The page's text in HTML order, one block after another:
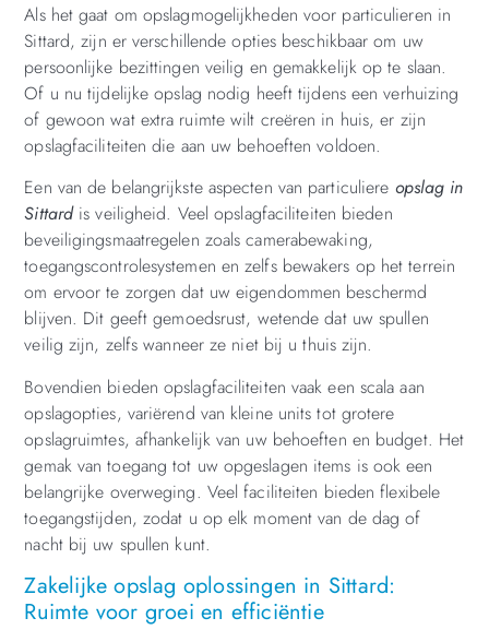
Als het gaat om opslagmogelijkheden voor particulieren in
Sittard, zijn er verschillende opties beschikbaar om uw
persoonlijke bezittingen veilig en gemakkelijk op te slaan.
Of u nu tijdelijke opslag nodig heeft tijdens een verhuizing
of gewoon wat extra ruimte wilt creëren in huis, er zijn
opslagfaciliteiten die aan uw behoeften voldoen.
Een van de belangrijkste aspecten van particuliere opslag in
Sittardis veiligheid. Veel opslagfaciliteiten bieden
beveiligingsmaatregelen zoals camerabewaking,
toegangscontrolesystemen en zelfs bewakers op het terrein
om ervoor te zorgen dat uw eigendommen beschermd
blijven. Dit geeft gemoedsrust, wetende dat uw spullen
veilig zijn, zelfs wanneer ze niet bij u thuis zijn.
Bovendien bieden opslagfaciliteiten vaak een scala aan
opslagopties, variërend van kleine units tot grotere
opslagruimtes, afhankelijk van uw behoeften en budget. Het
gemak van toegang tot uw opgeslagen items is ook een
belangrijke overweging. Veel faciliteiten bieden flexibele
toegangstijden, zodat u op elk moment van de dag of
nacht bij uw spullen kunt.
Zakelijke opslag oplossingen in Sittard:
Ruimte voor groei en efficiëntie